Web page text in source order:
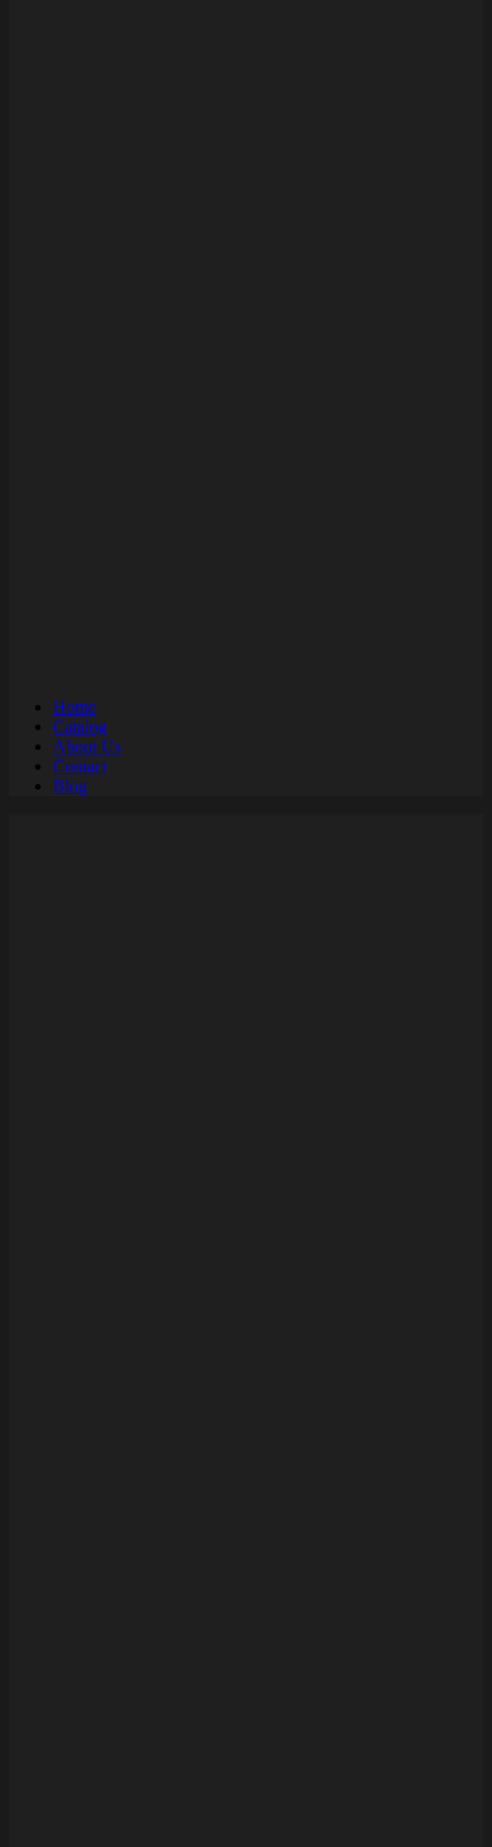
Home
Catalog
About Us
Contact
Blog